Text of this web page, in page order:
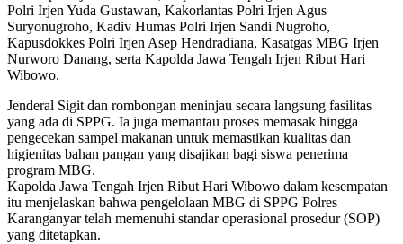
Polri Irjen Yuda Gustawan, Kakorlantas Polri Irjen Agus
Suryonugroho, Kadiv Humas Polri Irjen Sandi Nugroho,
Kapusdokkes Polri Irjen Asep Hendradiana, Kasatgas MBG Irjen
Nurworo Danang, serta Kapolda Jawa Tengah Irjen Ribut Hari
Wibowo.
Jenderal Sigit dan rombongan meninjau secara langsung fasilitas
yang ada di SPPG. Ia juga memantau proses memasak hingga
pengecekan sampel makanan untuk memastikan kualitas dan
higienitas bahan pangan yang disajikan bagi siswa penerima
program MBG.
Kapolda Jawa Tengah Irjen Ribut Hari Wibowo dalam kesempatan
itu menjelaskan bahwa pengelolaan MBG di SPPG Polres
Karanganyar telah memenuhi standar operasional prosedur (SOP)
yang ditetapkan.